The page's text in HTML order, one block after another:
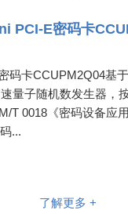
PCI-E密码卡
码卡CCUPM2Q04基
量子随机数发生器，
T 0018《密码设备应
...
了解更多 +